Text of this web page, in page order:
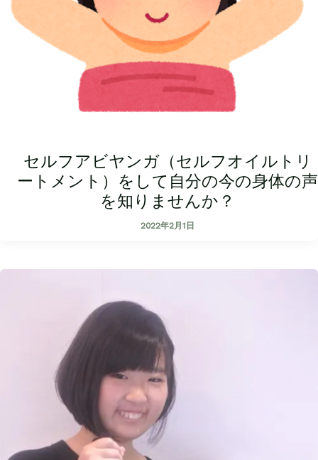
セルフアビヤンガ（セルフオイルトリ
ートメント）をして自分の今の身体の声
を知りませんか？
2022年2月1日